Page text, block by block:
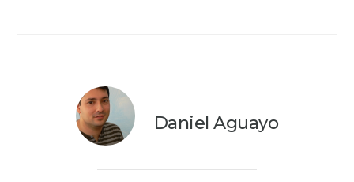
Daniel Aguayo